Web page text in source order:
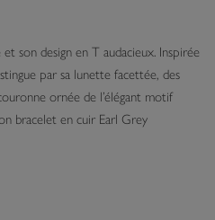
son design en T audacieux. Inspirée
par sa lunette facettée, des
ornée de l’élégant motif
bracelet en cuir Earl Grey